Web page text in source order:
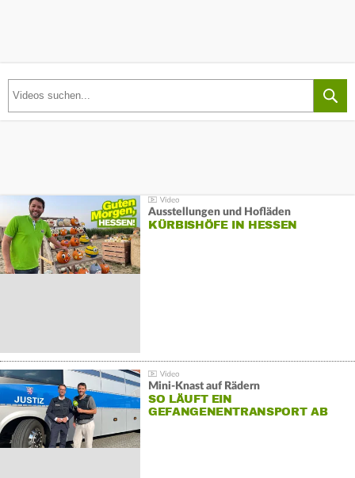
Ausstellungen und Hofläden
KÜRBISHÖFE IN HESSEN
Mini-Knast auf Rädern
SO LÄUFT EIN
GEFANGENENTRANSPORT AB